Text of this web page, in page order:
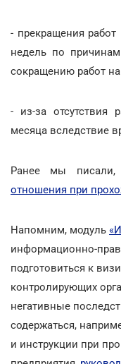
- прекращения
недель по причинам
сокращению работ
- из-за отсутствия
месяца вследствие
Ранее мы
отношения при
Напомним, модуль
информационно-
подготовиться к
контролирующих
негативные
содержаться,
и инструкции при